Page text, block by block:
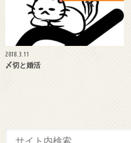
2018.3.11
〆切と婚活